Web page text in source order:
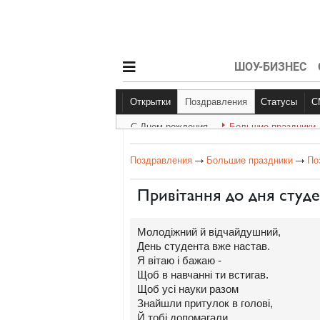
ШОУ-БИЗНЕС
Открытки
С Днем рождения Большие
Поздравления Статусы
Другое
С Днем рождения Большие праздники
Поздравления Большие праздники
Привітання до дня
Молодіжний й відчайдушний,
День студента вже настав.
Я вітаю і бажаю -
Щоб в навчанні ти встигав.
Щоб усі науки разом
Знайшли притулок в голові,
Й тобі допомагали